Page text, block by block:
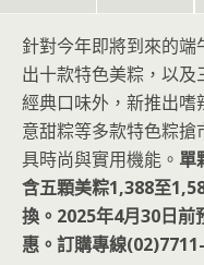
針對今年即將到來的端
出十款特色美粽，以
經典口味外，新推出嗜
意甜粽等多款特色粽
具時尚與實用機能。 單
含五顆美粽1,388至
換。2025年4月30日前
惠。訂購專線